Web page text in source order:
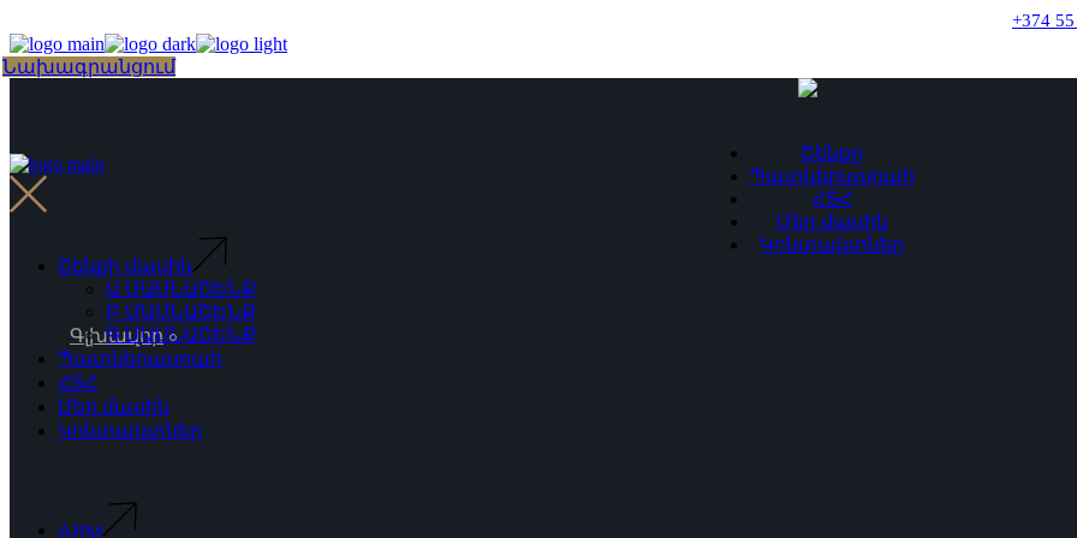
to
the
content
+374
Choose
Նախագրանցում
Շենքը
Պատկերասրահ
ՀՏՀ
Մեր մասին
Կոնտակտներ
Գլխավոր
Շենքի մասին
Ա ՄԱՍՆԱՇԵՆՔ
Բ ՄԱՍՆԱՇԵՆՔ
Գ ՄԱՍՆԱՇԵՆՔ
Պատկերասրահ
ՀՏՀ
Մեր մասին
Կոնտակտներ
ARM